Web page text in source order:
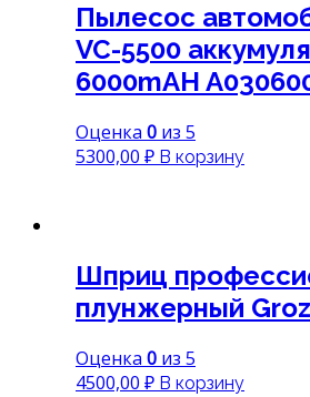
Пылесос
VC-5500
6000mAH
Оценка 0 из 5
5300,00 ₽ В корзину
Шприц
плунжерный
Оценка 0 из 5
4500,00 ₽ В корзину